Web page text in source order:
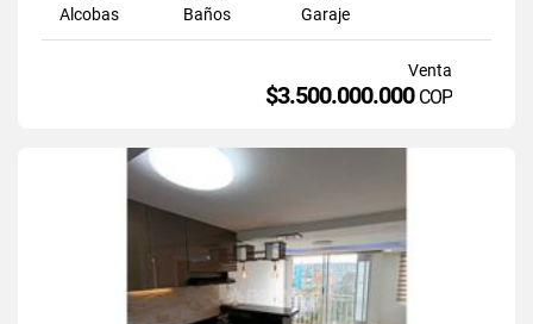
Alcobas Baños Garaje
Venta
$3.500.000.000 COP